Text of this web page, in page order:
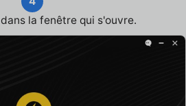
dans la fenêtre qui s'ouvre.